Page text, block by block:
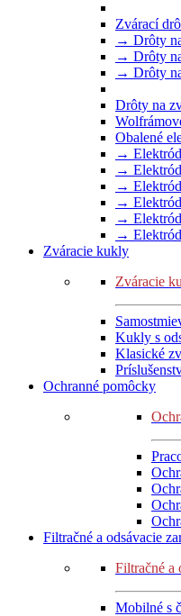
Zvárací
→ Drôty
→ Drôty
→ Drôty
Drôty na
Obalené
→
→
→
→
→
→
Zváracie kukly
Zváracie
Kukly s
Klasické
Ochranné pomôcky
Filtračné a odsávacie
Filtračné a
Mobilné s